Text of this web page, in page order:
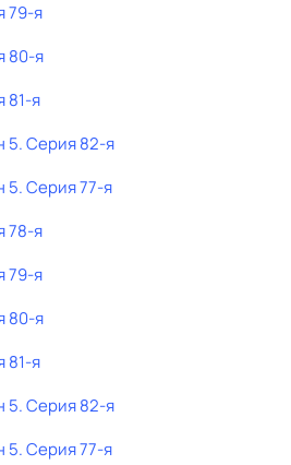
79-я
80-я
81-я
5. Серия 82-я
5. Серия 77-я
78-я
79-я
80-я
81-я
5. Серия 82-я
5. Серия 77-я